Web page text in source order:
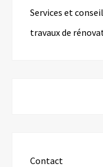
Services et
travaux de
Contact